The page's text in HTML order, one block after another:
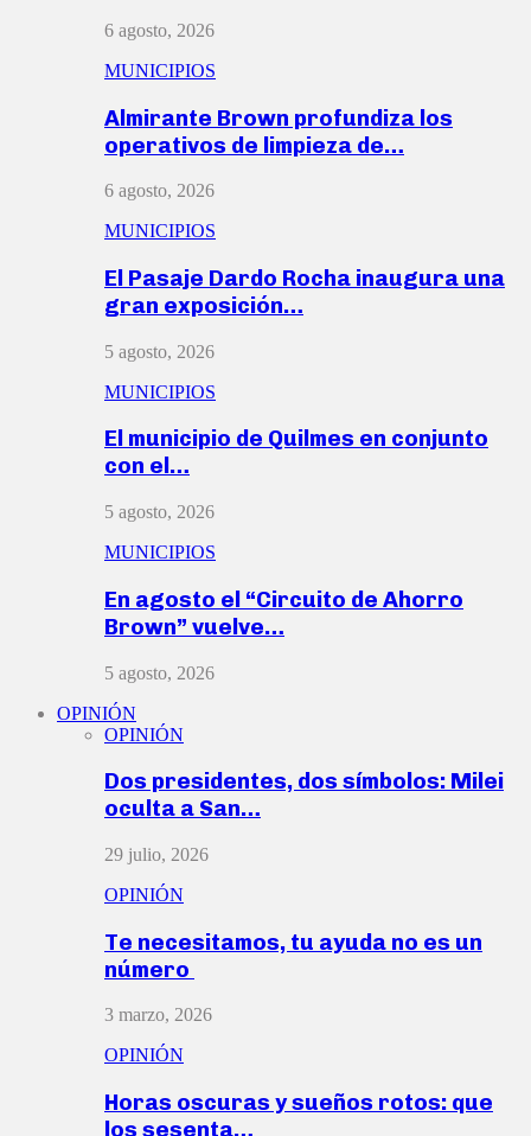
6 agosto, 2026
MUNICIPIOS
Almirante Brown profundiza los
operativos de limpieza de…
6 agosto, 2026
MUNICIPIOS
El Pasaje Dardo Rocha inaugura una
gran exposición…
5 agosto, 2026
MUNICIPIOS
El municipio de Quilmes en conjunto
con el…
5 agosto, 2026
MUNICIPIOS
En agosto el “Circuito de Ahorro
Brown” vuelve…
5 agosto, 2026
OPINIÓN
OPINIÓN
Dos presidentes, dos símbolos: Milei
oculta a San…
29 julio, 2026
OPINIÓN
Te necesitamos, tu ayuda no es un
número
3 marzo, 2026
OPINIÓN
Horas oscuras y sueños rotos: que
los sesenta…